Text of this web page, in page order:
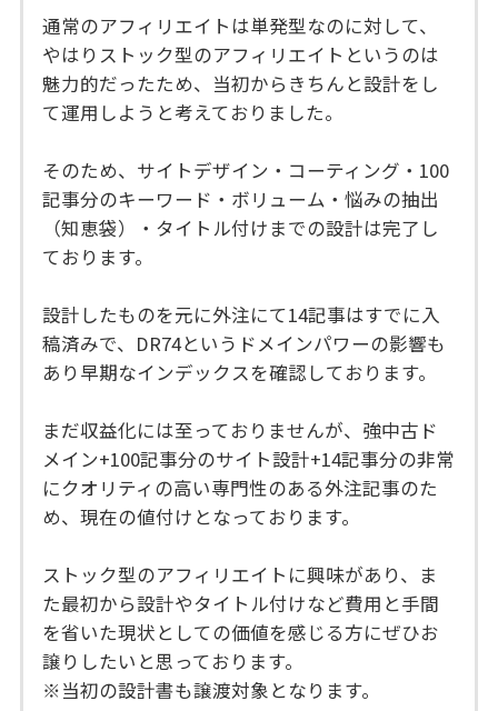
通常のアフィリエイトは単発型なのに対して、
やはりストック型のアフィリエイトというのは
魅力的だったため、当初からきちんと設計をし
て運用しようと考えておりました。
そのため、サイトデザイン・コーティング・100
記事分のキーワード・ボリューム・悩みの抽出
（知恵袋）・タイトル付けまでの設計は完了し
ております。
設計したものを元に外注にて14記事はすでに入
稿済みで、DR74というドメインパワーの影響も
あり早期なインデックスを確認しております。
まだ収益化には至っておりませんが、強中古ド
メイン+100記事分のサイト設計+14記事分の非常
にクオリティの高い専門性のある外注記事のた
め、現在の値付けとなっております。
ストック型のアフィリエイトに興味があり、ま
た最初から設計やタイトル付けなど費用と手間
を省いた現状としての価値を感じる方にぜひお
譲りしたいと思っております。
※当初の設計書も譲渡対象となります。